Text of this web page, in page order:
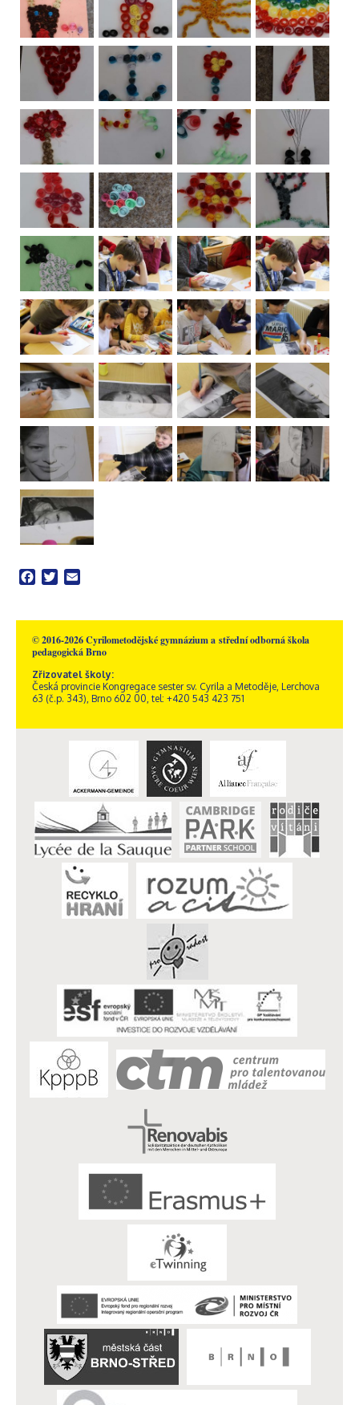
Facebook
Twitter
© 2016-2026 Cyrilometodějské gymnázium a střední odborná škola
pedagogická Brno
Zřizovatel školy:
Česká provincie Kongregace sester sv. Cyrila a Metoděje, Lerchova
63 (č.p. 343), Brno 602 00, tel: +420 543 423 751